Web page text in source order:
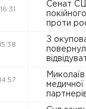
16:31
Сенат
проти
15:38
З
14:57
медичної